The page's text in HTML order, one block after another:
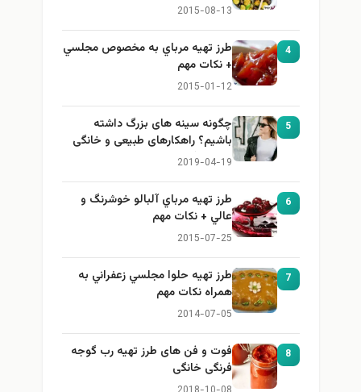
2015-08-13
4
طرز تهيه مرباي به مخصوص مجلسي
+ نكات مهم
2015-01-12
5
چگونه سینه های بزرگ داشته
باشیم؟ راهکارهای طبیعی و خانگی
برای بزرگ کردن سینه
2019-04-19
6
طرز تهيه مرباي آلبالو خوشرنگ و
عالي + نكات مهم
2015-07-25
7
طرز تهيه حلوا مجلسي زعفراني به
همراه نكات مهم
2014-07-05
8
فوت و فن های طرز تهیه رب گوجه
فرنگی خانگی